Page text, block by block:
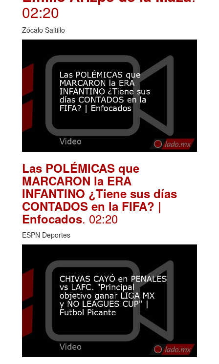
02:20
Zócalo Saltillo
Las POLÉMICAS que
MARCARON la ERA
INFANTINO ¿Tiene sus días
CONTADOS en la FIFA? |
Enfocados. 02:20
ESPN Deportes